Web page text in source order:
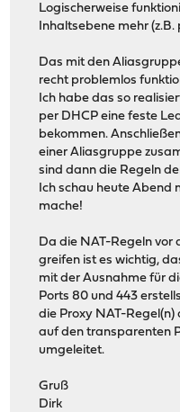
Logischerweise
Inhaltsebene mehr (z.B.
Das mit den
recht problemlos
Ich habe das so
per DHCP eine feste
bekommen.
einer Aliasgruppe
sind dann die Regeln
Ich schau heute Abend
mache!
Da die NAT-Regeln vor
greifen ist es wichtig,
mit der Ausnahme für
Ports 80 und 443
die Proxy NAT-
auf den transparenten
umgeleitet.
Gruß
Dirk